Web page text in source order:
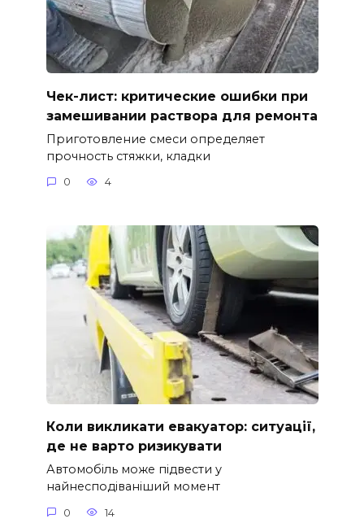
Чек-лист: критические ошибки при
замешивании раствора для ремонта
Приготовление смеси определяет
прочность стяжки, кладки
0 4
Коли викликати евакуатор: ситуації,
де не варто ризикувати
Автомобіль може підвести у
найнесподіваніший момент
0 14